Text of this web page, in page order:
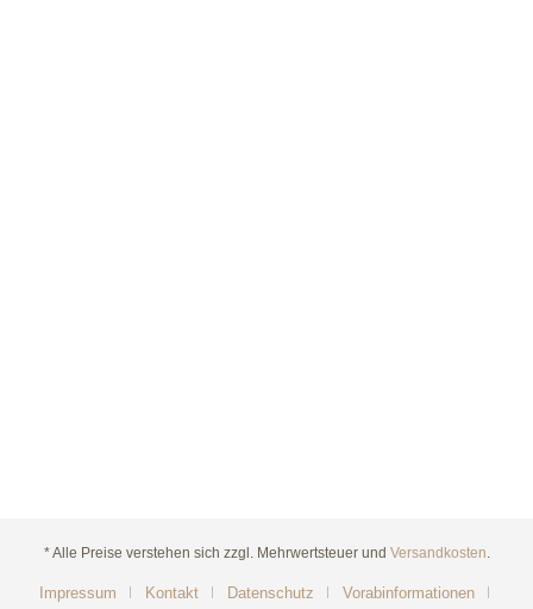
* Alle Preise verstehen sich zzgl. Mehrwertsteuer und Versandkosten.
Impressum Kontakt Datenschutz Vorabinformationen